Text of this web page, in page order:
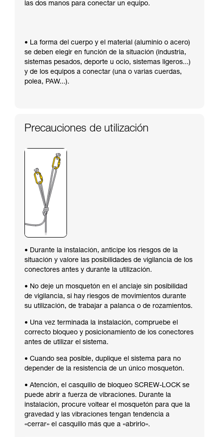
las dos manos para conectar un equipo.
• La forma del cuerpo y el material (aluminio o acero)
se deben elegir en función de la situación (industria,
sistemas pesados, deporte u ocio, sistemas ligeros...)
y de los equipos a conectar (una o varias cuerdas,
polea, PAW...).
Precauciones de utilización
• Durante la instalación, anticipe los riesgos de la
situación y valore las posibilidades de vigilancia de los
conectores antes y durante la utilización.
• No deje un mosquetón en el anclaje sin posibilidad
de vigilancia, si hay riesgos de movimientos durante
su utilización, de trabajar a palanca o de rozamientos.
• Una vez terminada la instalación, compruebe el
correcto bloqueo y posicionamiento de los conectores
antes de utilizar el sistema.
• Cuando sea posible, duplique el sistema para no
depender de la resistencia de un único mosquetón.
• Atención, el casquillo de bloqueo SCREW-LOCK se
puede abrir a fuerza de vibraciones. Durante la
instalación, procure voltear el mosquetón para que la
gravedad y las vibraciones tengan tendencia a
«cerrar» el casquillo más que a «abrirlo».